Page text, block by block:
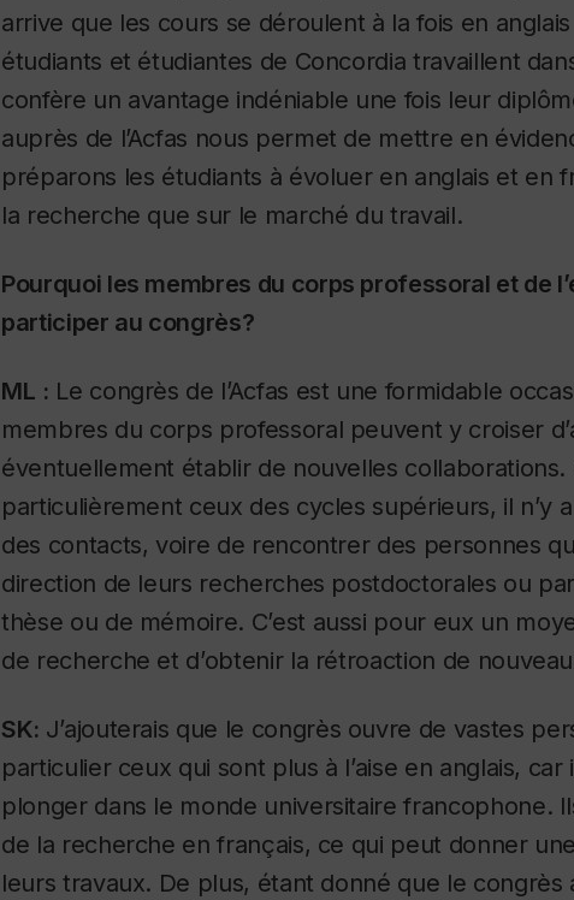
arrive que les cours se déroulent à la fois en
étudiants et étudiantes de Concordia travaillent
confère un avantage indéniable une fois leur
auprès de l’Acfas nous permet de mettre en
préparons les étudiants à évoluer en anglais et en
la recherche que sur le marché du travail.
Pourquoi les membres du corps professoral et de
participer au congrès?
ML : Le congrès de l’Acfas est une formidable
membres du corps professoral peuvent y croiser
éventuellement établir de nouvelles collaborations.
particulièrement ceux des cycles supérieurs, il n’y
des contacts, voire de rencontrer des personnes
direction de leurs recherches postdoctorales ou
thèse ou de mémoire. C’est aussi pour eux un
de recherche et d’obtenir la rétroaction de
SK: J’ajouterais que le congrès ouvre de vastes
particulier ceux qui sont plus à l’aise en anglais,
plonger dans le monde universitaire francophone.
de la recherche en français, ce qui peut donner
leurs travaux. De plus, étant donné que le congrès